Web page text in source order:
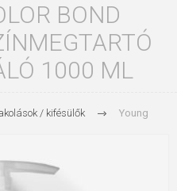
BOND
1000 ML
/ kifésülők Young